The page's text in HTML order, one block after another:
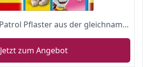
Elastoplast, Paw Patrol Pflaster aus der gleichnamigen Kinderserie zum schnellen Vergessen von Schmerzen bei Verletzungen
Jetzt zum Angebot